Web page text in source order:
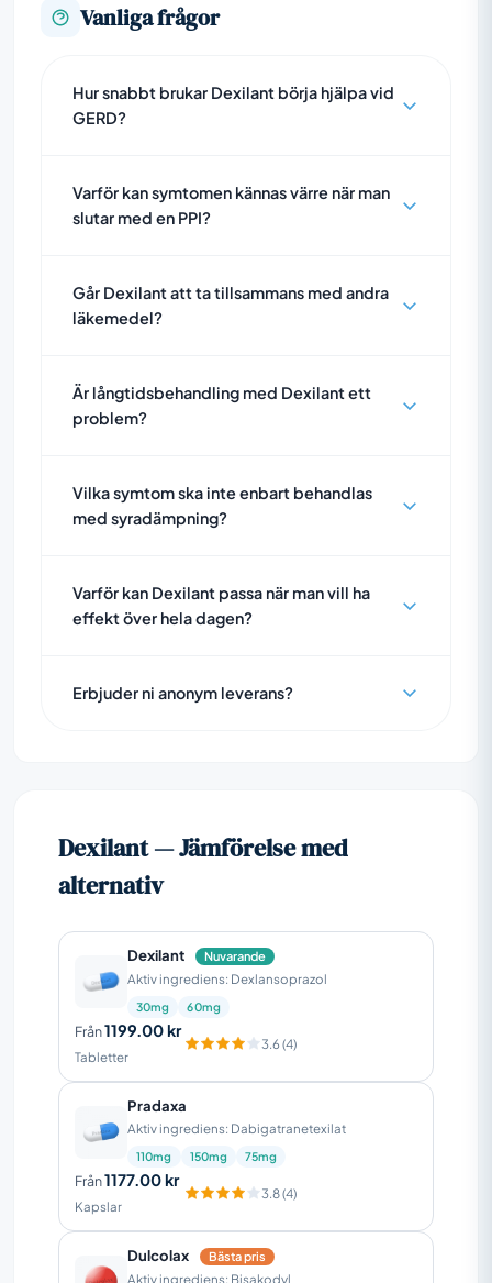
Vanliga frågor
Hur snabbt brukar Dexilant börja hjälpa vid
GERD?
Varför kan symtomen kännas värre när man
slutar med en PPI?
Går Dexilant att ta tillsammans med andra
läkemedel?
Är långtidsbehandling med Dexilant ett
problem?
Vilka symtom ska inte enbart behandlas
med syradämpning?
Varför kan Dexilant passa när man vill ha
effekt över hela dagen?
Erbjuder ni anonym leverans?
Dexilant — Jämförelse med
alternativ
Dexilant Nuvarande
Aktiv ingrediens: Dexlansoprazol
30mg 60mg
Från1199.00 kr
Tabletter
3.6 (4)
Pradaxa
Aktiv ingrediens: Dabigatranetexilat
110mg 150mg 75mg
Från1177.00 kr
Kapslar
3.8 (4)
Dulcolax Bästa pris
Aktiv ingrediens: Bisakodyl